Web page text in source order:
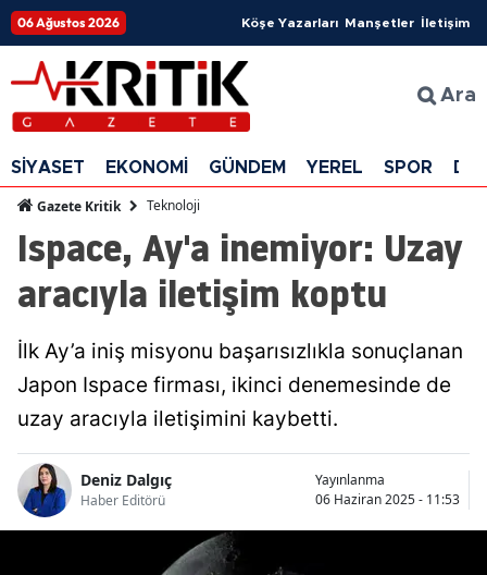
06 Ağustos 2026 Köşe Yazarları Manşetler İletişim
Ara
SİYASET EKONOMİ GÜNDEM YEREL SPOR
Gazete Kritik Teknoloji
Ispace, Ay'a inemiyor: Uzay
aracıyla iletişim koptu
İlk Ay’a iniş misyonu başarısızlıkla sonuçlanan
Japon Ispace firması, ikinci denemesinde de
uzay aracıyla iletişimini kaybetti.
Deniz Dalgıç
Haber Editörü
Yayınlanma
06 Haziran 2025 - 11:53